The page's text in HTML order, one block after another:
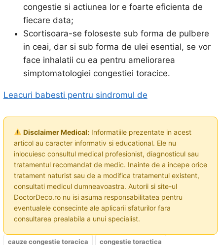
congestie si actiunea lor e foarte eficienta de
fiecare data;
Scortisoara-se foloseste sub forma de pulbere
in ceai, dar si sub forma de ulei esential, se vor
face inhalatii cu ea pentru ameliorarea
simptomatologiei congestiei toracice.
Leacuri babesti pentru sindromul de
Disclaimer Medical:Informatiile prezentate in acest
articol au caracter informativ si educational. Ele nu
inlocuiesc consultul medical profesionist, diagnosticul sau
tratamentul recomandat de medic. Inainte de a incepe orice
tratament naturist sau de a modifica tratamentul existent,
consultati medicul dumneavoastra. Autorii si site-ul
DoctorDeco.ro nu isi asuma responsabilitatea pentru
eventualele consecinte ale aplicarii sfaturilor fara
consultarea prealabila a unui specialist.
cauze congestie toracica
congestie toractica